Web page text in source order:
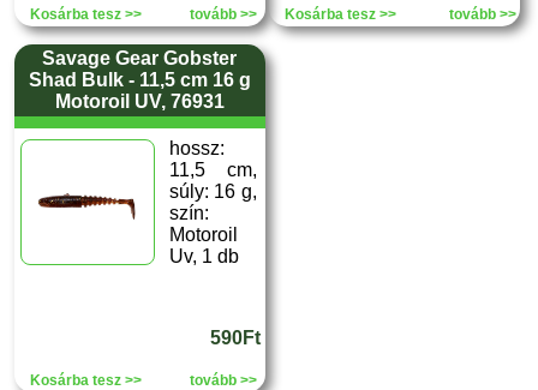
Kosárba tesz >> tovább >> Kosárba tesz >> tovább >>
Savage Gear Gobster
Shad Bulk - 11,5 cm 16 g
Motoroil UV, 76931
hossz:
11,5 cm,
súly: 16 g,
szín:
Motoroil
Uv, 1 db
590Ft
Kosárba tesz >> tovább >>